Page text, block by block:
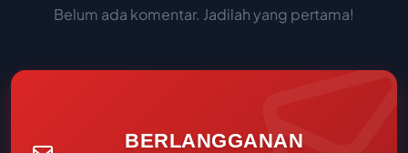
Belum ada komentar. Jadilah yang pertama!
BERLANGGANAN